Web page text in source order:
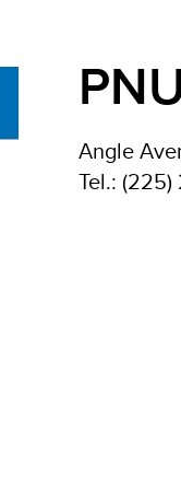
Angle
Tel.: